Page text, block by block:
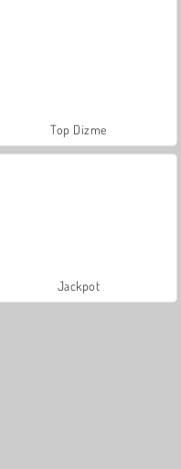
Top Dizme
Jackpot